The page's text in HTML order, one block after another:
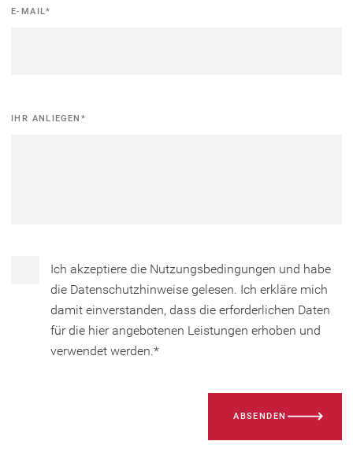
E-MAIL*
Ihr
IHR ANLIEGEN *
Datenschutz
Ich akzeptiere die Nutzungsbedingungen und habe
die Datenschutzhinweise gelesen. Ich erkläre mich
damit einverstanden, dass die erforderlichen Daten
für die hier angebotenen Leistungen erhoben und
verwendet werden.*
ABSENDEN